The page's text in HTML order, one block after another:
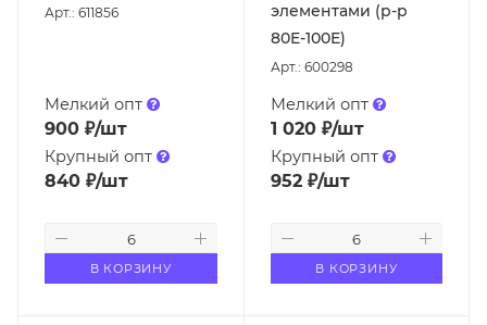
Арт.: 611856
Мелкий опт
900 ₽/шт
Крупный опт
840 ₽/шт
В КОРЗИНУ
элементами (р-р
80E-100E)
Арт.: 600298
Мелкий опт
1 020₽/шт
Крупный опт
952₽/шт
В КОРЗИНУ